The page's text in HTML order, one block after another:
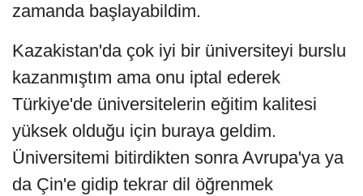
zamanda başlayabildim.
Kazakistan'da çok iyi bir üniversiteyi burslu
kazanmıştım ama onu iptal ederek
Türkiye'de üniversitelerin eğitim kalitesi
yüksek olduğu için buraya geldim.
Üniversitemi bitirdikten sonra Avrupa'ya ya
da Çin'e gidip tekrar dil öğrenmek